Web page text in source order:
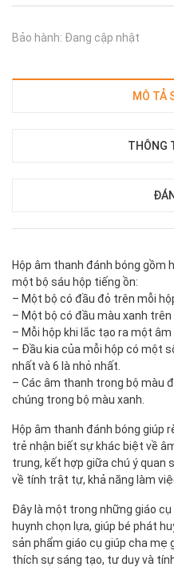
Bảo hành: Đang cập nhật
MÔ TẢ
THÔNG
Hộp âm thanh đánh bóng gồm
một bộ sáu hộp tiếng ồn:
– Một bộ có đầu đỏ trên mỗi
– Một bộ có đầu màu xanh trên
– Mỗi hộp khi lắc tạo ra một
– Đầu kia của mỗi hộp có một
nhất và 6 là nhỏ nhất.
– Các âm thanh trong bộ màu
chúng trong bộ màu xanh.
Hộp âm thanh đánh bóng giúp
trẻ nhận biết sự khác biệt về
trung, kết hợp giữa chú ý quan
về tính trật tự, khả năng làm
Đây là một trong những giáo
huynh chọn lựa, giúp bé phát
sản phẩm giáo cụ giúp cha mẹ
thích sự sáng tạo, tư duy và